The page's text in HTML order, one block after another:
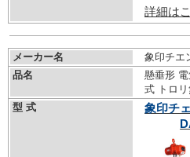
詳細は
メーカー名
象印チエ
品名
懸垂形
式 トロリ
型 式
象印チ